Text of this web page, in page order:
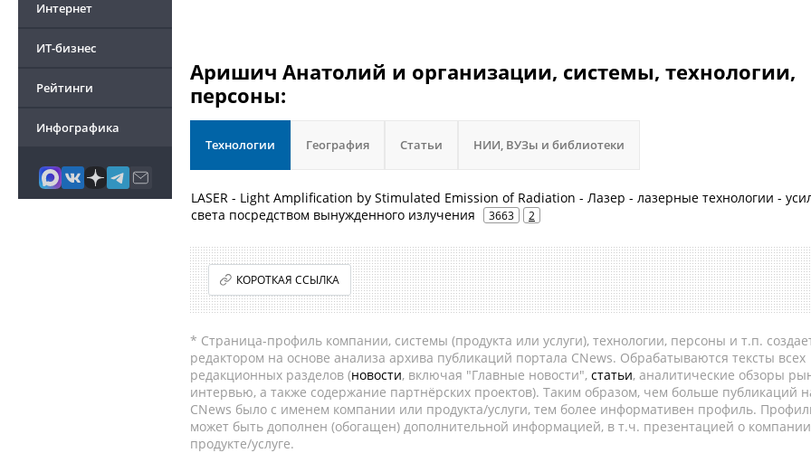
Интернет
ИТ-бизнес
Рейтинги
Инфографика
Аришич Анатолий и организации, системы, технологии,
персоны:
Технологии География Статьи НИИ, ВУЗы и библиотеки
LASER - Light Amplification by Stimulated Emission of Radiation - Лазер - лазерные технологии -
света посредством вынужденного излучения
3663 2
КОРОТКАЯ ССЫЛКА
* Страница-профиль компании, системы (продукта или услуги), технологии, персоны и т.п.
редактором на основе анализа архива публикаций портала CNews. Обрабатываются тексты всех
редакционных разделов (новости, включая "Главные новости", статьи, аналитические обзоры
интервью, а также содержание партнёрских проектов). Таким образом, чем больше публикаций
CNews было с именем компании или продукта/услуги, тем более информативен профиль.
может быть дополнен (обогащен) дополнительной информацией, в т.ч. презентацией о
продукте/услуге.